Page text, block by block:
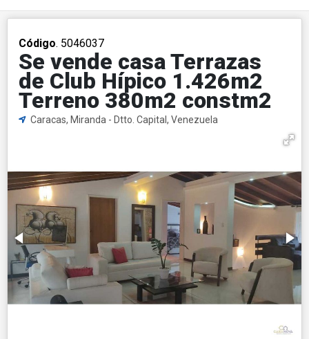
Código. 5046037
Se vende casa Terrazas
de Club Hípico 1.426m2
Terreno 380m2 constm2
Caracas, Miranda - Dtto. Capital, Venezuela